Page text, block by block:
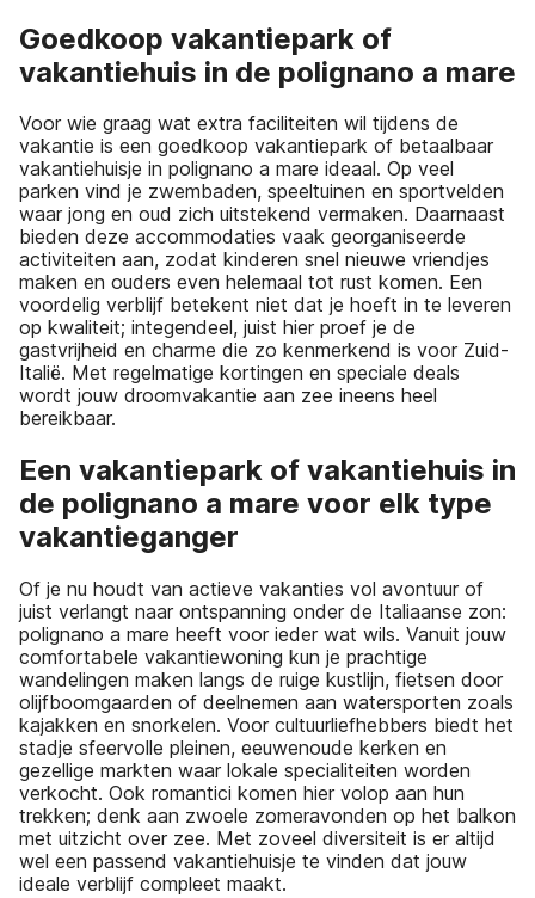
Goedkoop vakantiepark of
vakantiehuis in de polignano a mare
Voor wie graag wat extra faciliteiten wil tijdens de
vakantie is een goedkoop vakantiepark of betaalbaar
vakantiehuisje in polignano a mare ideaal. Op veel
parken vind je zwembaden, speeltuinen en sportvelden
waar jong en oud zich uitstekend vermaken. Daarnaast
bieden deze accommodaties vaak georganiseerde
activiteiten aan, zodat kinderen snel nieuwe vriendjes
maken en ouders even helemaal tot rust komen. Een
voordelig verblijf betekent niet dat je hoeft in te leveren
op kwaliteit; integendeel, juist hier proef je de
gastvrijheid en charme die zo kenmerkend is voor Zuid-
Italië. Met regelmatige kortingen en speciale deals
wordt jouw droomvakantie aan zee ineens heel
bereikbaar.
Een vakantiepark of vakantiehuis in
de polignano a mare voor elk type
vakantieganger
Of je nu houdt van actieve vakanties vol avontuur of
juist verlangt naar ontspanning onder de Italiaanse zon:
polignano a mare heeft voor ieder wat wils. Vanuit jouw
comfortabele vakantiewoning kun je prachtige
wandelingen maken langs de ruige kustlijn, fietsen door
olijfboomgaarden of deelnemen aan watersporten zoals
kajakken en snorkelen. Voor cultuurliefhebbers biedt het
stadje sfeervolle pleinen, eeuwenoude kerken en
gezellige markten waar lokale specialiteiten worden
verkocht. Ook romantici komen hier volop aan hun
trekken; denk aan zwoele zomeravonden op het balkon
met uitzicht over zee. Met zoveel diversiteit is er altijd
wel een passend vakantiehuisje te vinden dat jouw
ideale verblijf compleet maakt.